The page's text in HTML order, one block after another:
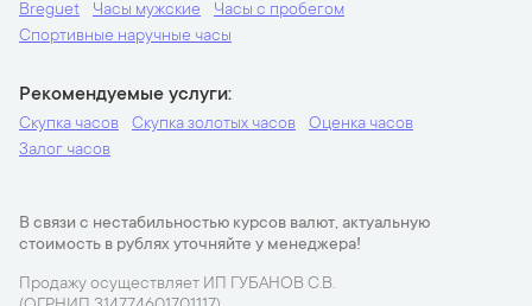
Breguet Часы мужские
Часы с пробегом
Спортивные наручные часы
Рекомендуемые услуги
Скупка часов Скупка золотых часов
Оценка часов
Залог часов
В связи с нестабильностью курсов валют, актуальную
стоимость в рублях уточняйте у менеджера!
Продажу осуществляет ИП ГУБАНОВ С.В.